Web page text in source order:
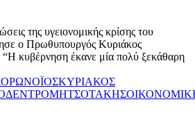
της υγειονομικής κρίσης του
ο Πρωθυπουργός Κυριάκος
κυβέρνηση έκανε μία πολύ ξεκάθαρη
ΚΥΡΙΑΚΟΣ
ΜΗΤΣΟΤΑΚΗΣ